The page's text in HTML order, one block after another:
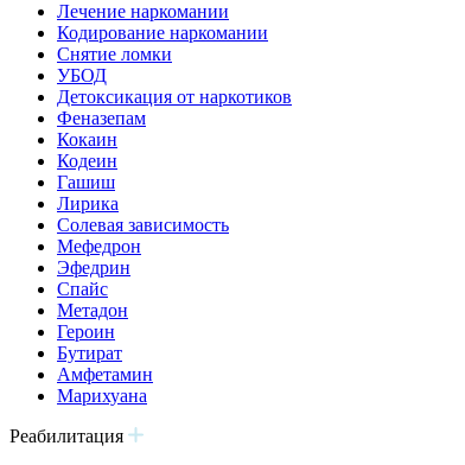
Лечение наркомании
Кодирование наркомании
Снятие ломки
УБОД
Детоксикация от наркотиков
Феназепам
Кокаин
Кодеин
Гашиш
Лирика
Солевая зависимость
Мефедрон
Эфедрин
Спайс
Метадон
Героин
Бутират
Амфетамин
Марихуана
Реабилитация